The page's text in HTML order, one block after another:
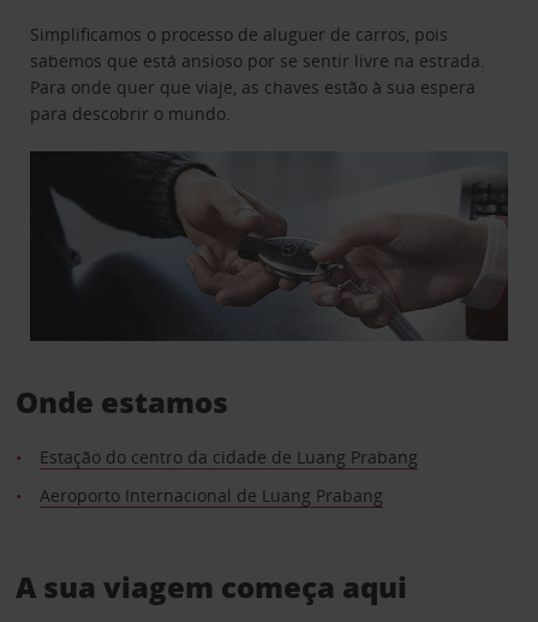
Simplificamos o processo de aluguer de carros, pois
sabemos que está ansioso por se sentir livre na estrada.
Para onde quer que viaje, as chaves estão à sua espera
para descobrir o mundo.
Onde estamos
Estação do centro da cidade de Luang Prabang
Aeroporto Internacional de Luang Prabang
A sua viagem começa aqui